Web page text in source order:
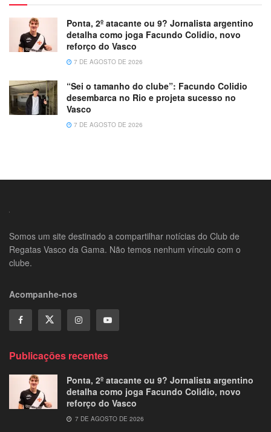
Ponta, 2º atacante ou 9? Jornalista argentino
detalha como joga Facundo Colidio, novo
reforço do Vasco
7 DE AGOSTO DE 2026
“Sei o tamanho do clube”: Facundo Colidio
desembarca no Rio e projeta sucesso no
Vasco
7 DE AGOSTO DE 2026
Somos um site destinado a compartilhar notícias do Club de
Regatas Vasco da Gama. Não temos nenhum vínculo com o
clube.
Acompanhe-nos
Publicações recentes
Ponta, 2º atacante ou 9? Jornalista argentino
detalha como joga Facundo Colidio, novo
reforço do Vasco
7 DE AGOSTO DE 2026